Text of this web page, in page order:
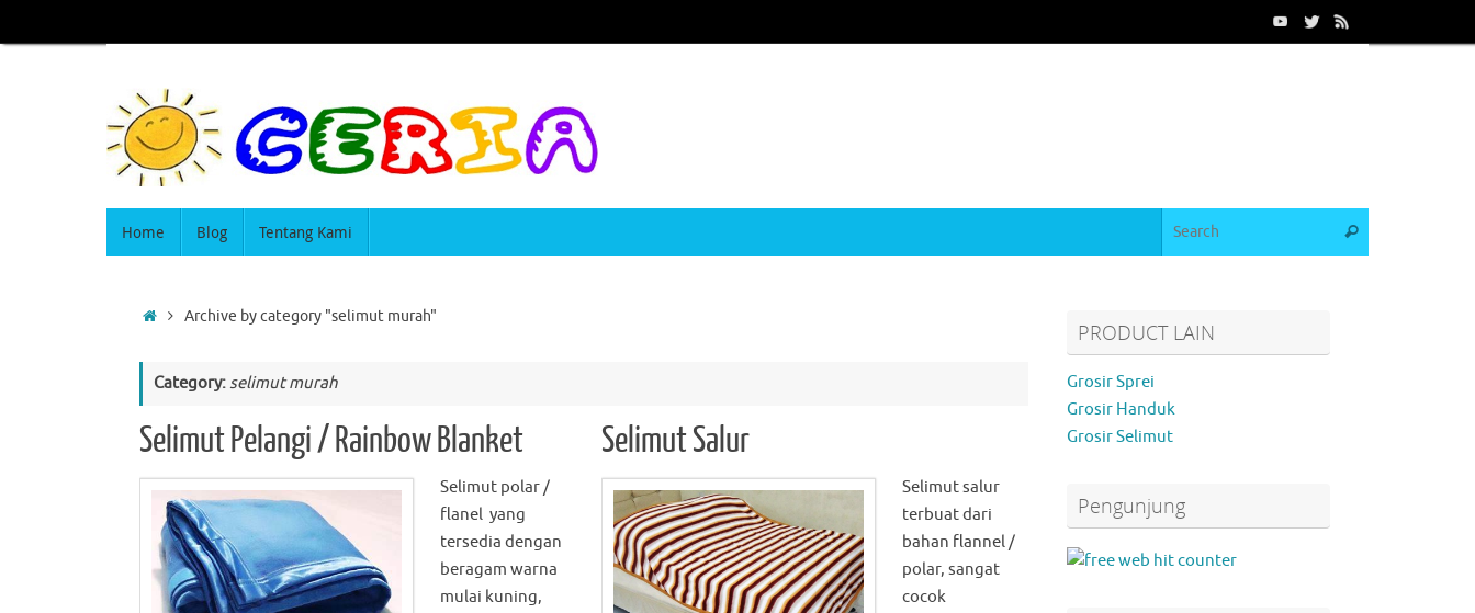
Home Blog Tentang Kami
Archive by category "selimut murah"
Category:selimut murah
Selimut Pelangi / Rainbow Blanket
Selimut polar /
flanel yang
tersedia dengan
beragam warna
mulai kuning,
Selimut Salur
Selimut salur
terbuat dari
bahan flannel /
polar, sangat
cocok
PRODUCT LAIN
Grosir Sprei
Grosir Handuk
Grosir Selimut
Pengunjung